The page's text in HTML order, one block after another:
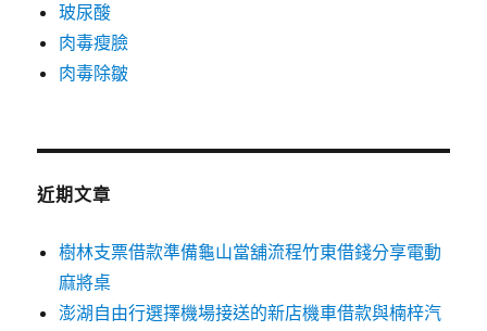
玻尿酸
肉毒瘦臉
肉毒除皺
近期文章
樹林支票借款準備龜山當舖流程竹東借錢分享電動
麻將桌
澎湖自由行選擇機場接送的新店機車借款與楠梓汽